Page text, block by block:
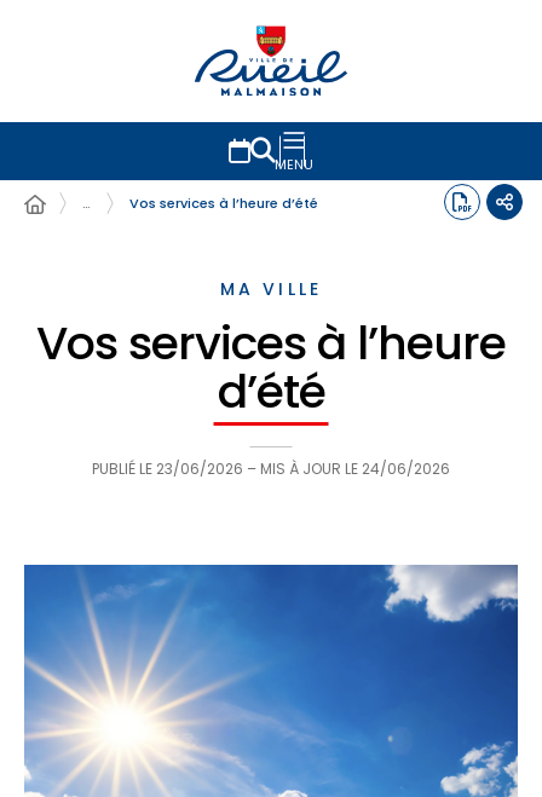
MENU
…
Vos services à l’heure d’été
MA VILLE
Vos services à l’heure
d’été
PUBLIÉ LE 23/06/2026 – MIS À JOUR LE 24/06/2026